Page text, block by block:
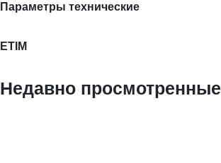
Параметры технические
ETIM
Недавно просмотренные